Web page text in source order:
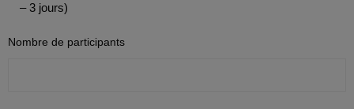
– 3 jours)
Nombre de participants